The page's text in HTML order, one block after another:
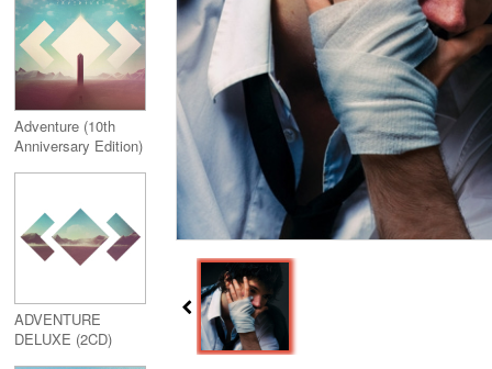
Adventure (10th
Anniversary Edition)
ADVENTURE
DELUXE (2CD)